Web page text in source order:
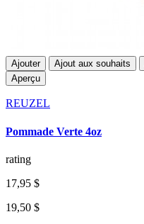
Ajouter Ajout aux souhaits
Aperçu
REUZEL
Pommade Verte 4oz
rating
17,95 $
19,50 $